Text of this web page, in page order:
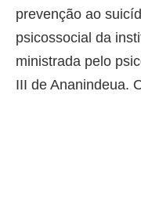
prevenção ao
psicossocial da
ministrada pelo
III de Ananindeua.